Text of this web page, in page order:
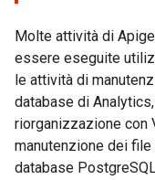
Molte attività di
essere eseguite
le attività di
database di
riorganizzazione con
manutenzione dei
database